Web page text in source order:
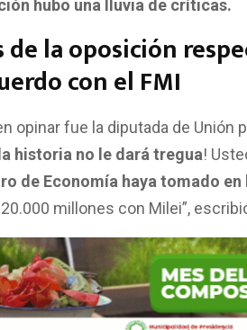
hubo una lluvia de críticas.
la oposición
con el FMI
opinar fue la diputada de Unión
historia no le dará tregua!
de Economía haya tomado
millones con Milei”,